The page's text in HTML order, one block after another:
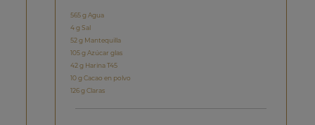
565 g Agua
4 g Sal
52 g Mantequilla
105 g Azúcar glas
42 g Harina T45
10 g Cacao en polvo
126 g Claras